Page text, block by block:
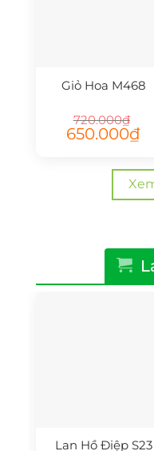
Giỏ Hoa M468
720.000₫
Giá
gốc
650.000₫Giá
Lan Hồ Điệp S23